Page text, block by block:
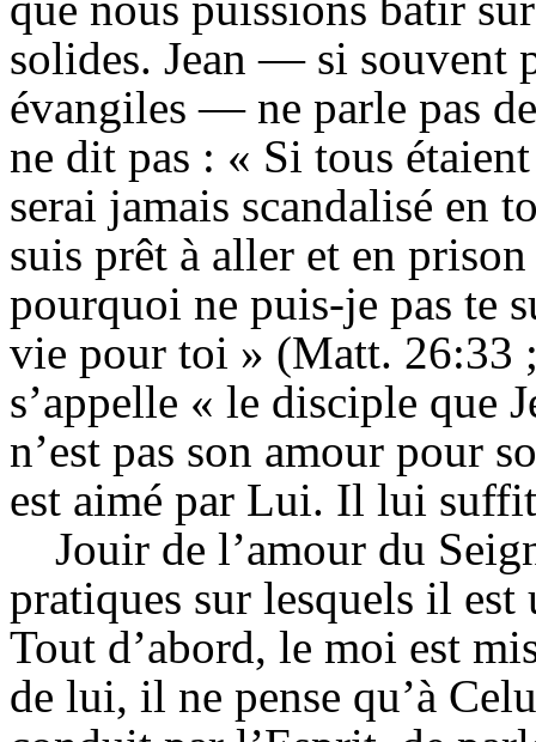
solides. Jean — si souvent
évangiles — ne parle pas
ne dit pas : « Si tous
serai jamais scandalisé en
suis prêt à aller et en
pourquoi ne puis-je pas te
vie pour toi » (Matt. 26:33
s’appelle « le disciple que
n’est pas son amour pour
est aimé par Lui. Il lui
Jouir de l’amour du
pratiques sur lesquels il
Tout d’abord, le moi est
de lui, il ne pense qu’à